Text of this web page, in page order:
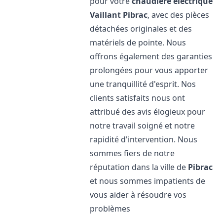
Vaillant Pibrac, avec des pièces
détachées originales et des
matériels de pointe. Nous
offrons également des garanties
prolongées pour vous apporter
une tranquillité d'esprit. Nos
clients satisfaits nous ont
attribué des avis élogieux pour
notre travail soigné et notre
rapidité d'intervention. Nous
sommes fiers de notre
réputation dans la ville de Pibrac
et nous sommes impatients de
vous aider à résoudre vos
problèmes